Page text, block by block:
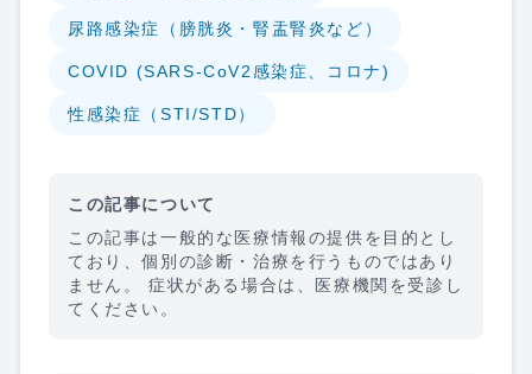
尿路感染症（膀胱炎・腎盂腎炎など）
COVID (SARS-CoV2感染症、コロナ)
性感染症（STI/STD）
この記事について
この記事は一般的な医療情報の提供を目的とし
ており、個別の診断・治療を行うものではあり
ません。 症状がある場合は、医療機関を受診し
てください。